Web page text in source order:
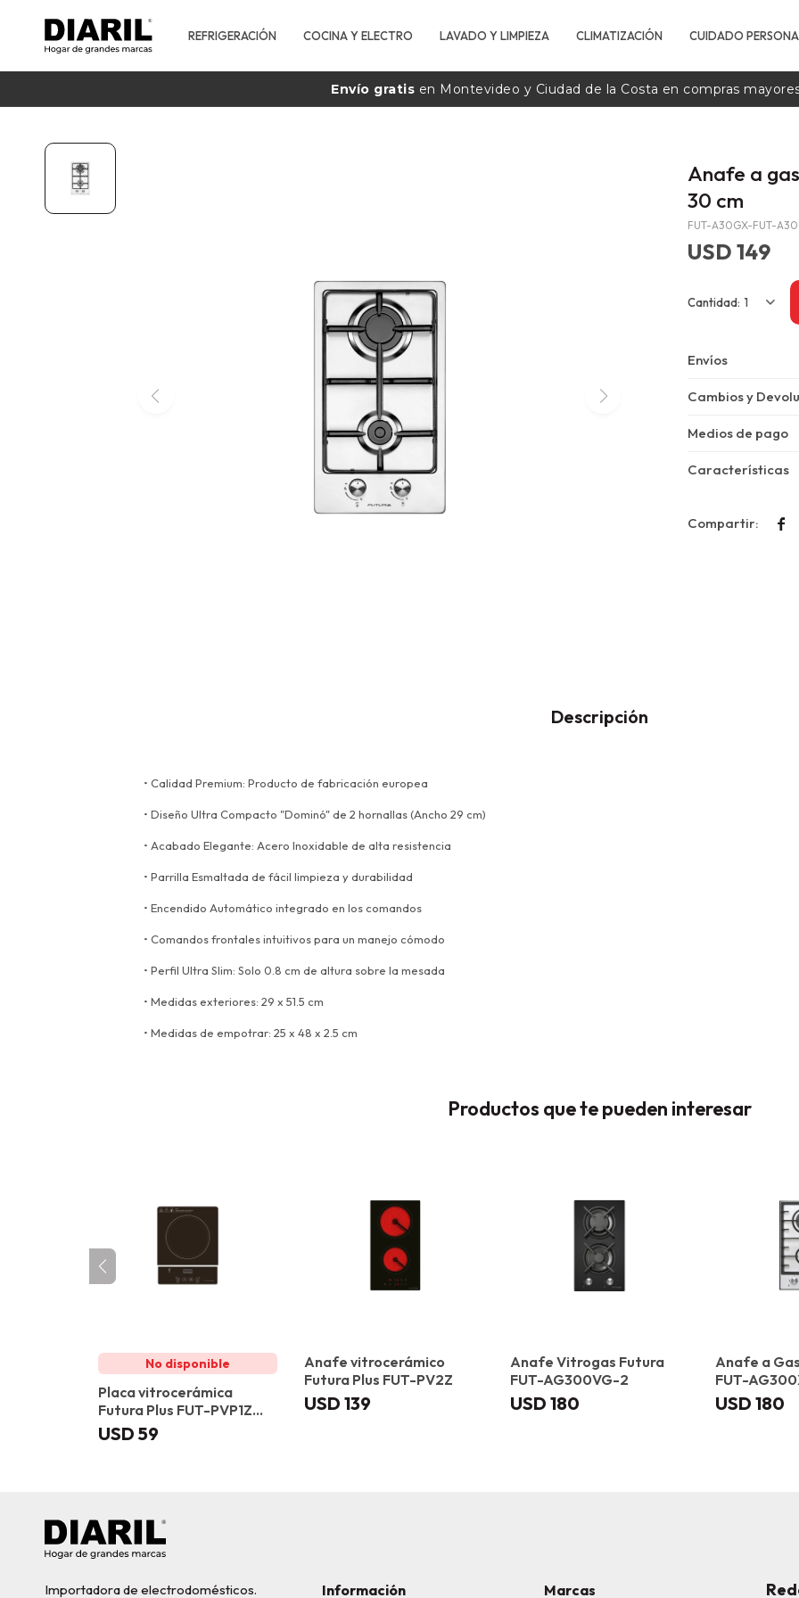
REFRIGERACIÓN COCINA Y ELECTRO LAVADO Y LIMPIEZA CLIMATIZACIÓN CUIDADO
Envío gratis en Montevideo y Ciudad de la Costa en compras
Anafe a
30 cm
FUT-A30GX-FUT-
USD 149
1
Envíos
Cambios y
Medios de pago
Características

Descripción
• Calidad Premium: Producto de fabricación europea
• Diseño Ultra Compacto "Dominó" de 2 hornallas (Ancho 29 cm)
• Acabado Elegante: Acero Inoxidable de alta resistencia
• Parrilla Esmaltada de fácil limpieza y durabilidad
• Encendido Automático integrado en los comandos
• Comandos frontales intuitivos para un manejo cómodo
• Perfil Ultra Slim: Solo 0.8 cm de altura sobre la mesada
• Medidas exteriores: 29 x 51.5 cm
• Medidas de empotrar: 25 x 48 x 2.5 cm
Productos que te pueden interesar
Placa vitrocerámica
Futura Plus FUT-PVP1Z
portátil
USD 59
Anafe vitrocerámico
Futura Plus FUT-PV2Z
USD 139
Anafe Vitrogas Futura
FUT-AG300VG-2
USD 180
Anafe a
FUT-
USD 180
Importadora de electrodomésticos. Marcas
Información